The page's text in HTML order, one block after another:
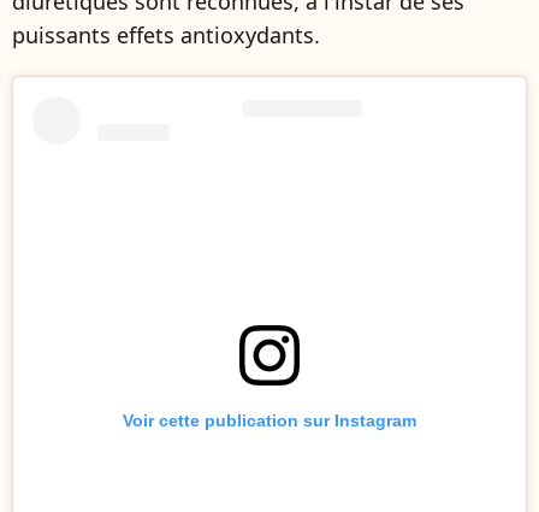
puissants effets antioxydants.
Voir cette publication sur Instagram